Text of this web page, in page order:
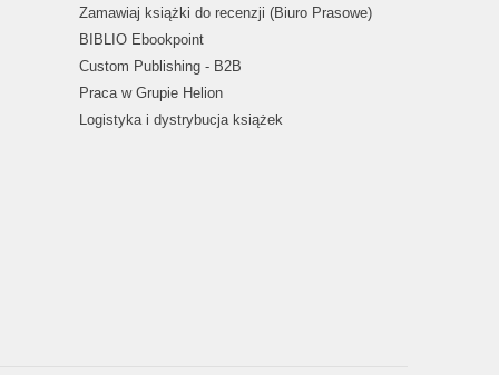
Zamawiaj książki do recenzji (Biuro Prasowe)
BIBLIO Ebookpoint
Custom Publishing - B2B
Praca w Grupie Helion
Logistyka i dystrybucja książek